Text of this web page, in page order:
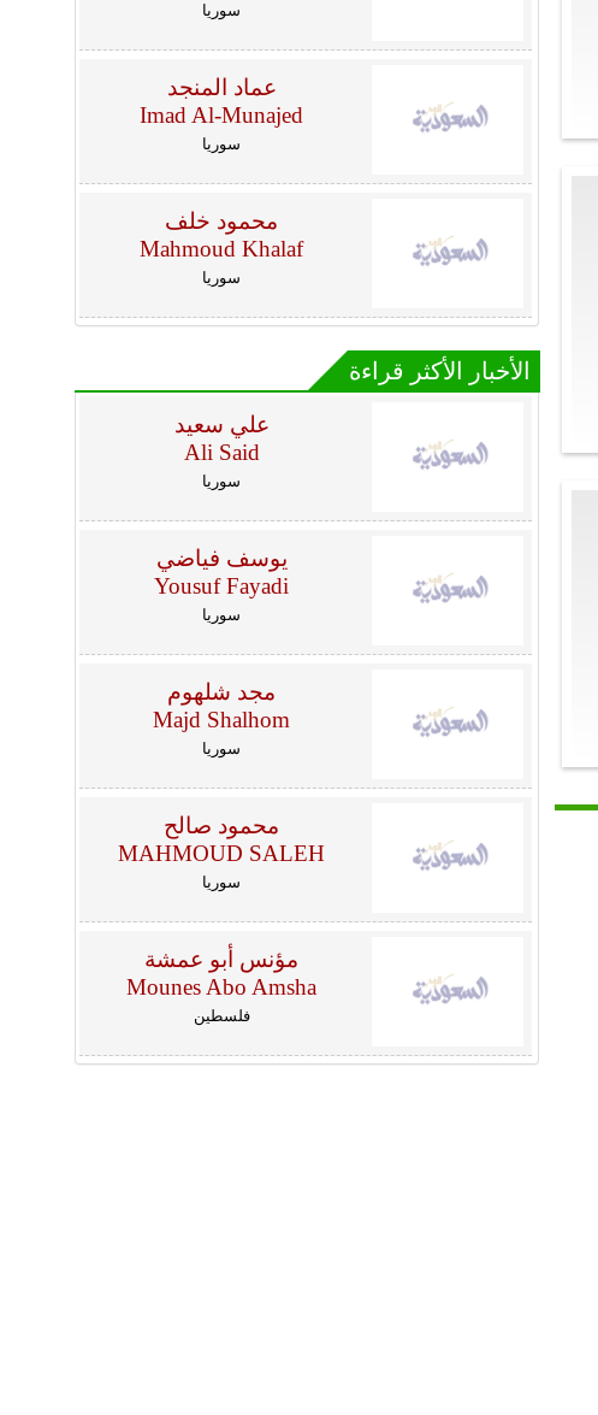
سوريا
عماد المنجد
Imad Al-Munajed
سوريا
محمود خلف
Mahmoud Khalaf
سوريا
الأخبار الأكثر قراءة
علي سعيد
Ali Said
سوريا
يوسف فياضي
Yousuf Fayadi
سوريا
مجد شلهوم
Majd Shalhom
سوريا
محمود صالح
MAHMOUD SALEH
سوريا
مؤنس أبو عمشة
Mounes Abo Amsha
فلسطين